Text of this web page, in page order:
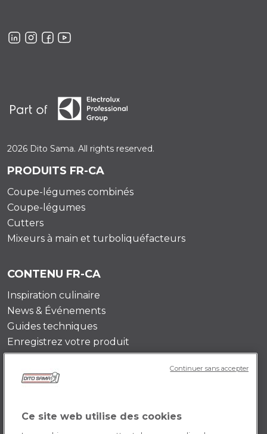
2026 Dito Sama. All rights reserved.
PRODUITS FR-CA
Coupe-légumes combinés
Coupe-légumes
Cutters
Mixeurs à main et turboliquéfacteurs
CONTENU FR-CA
Inspiration culinaire
News & Événements
Guides techniques
Enregistrez votre produit
DITO SAMA FR-CA
Mission
Contactez-nous
Ce site web utilise des cookies
Continuer sans accepter